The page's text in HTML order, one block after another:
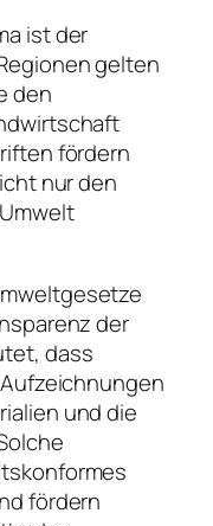
ist der
gelten
den
fördern
nur den
der
dass
und die
fördern